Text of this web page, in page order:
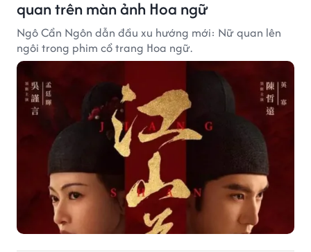
quan trên màn ảnh Hoa ngữ
Ngô Cẩn Ngôn dẫn đầu xu hướng mới: Nữ quan lên
ngôi trong phim cổ trang Hoa ngữ.